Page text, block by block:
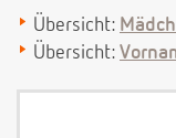
Übersicht:
Übersicht: